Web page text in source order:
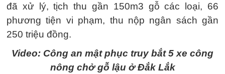
đã xử lý, tịch thu gần 150m3 gỗ các loại, 66
phương tiện vi phạm, thu nộp ngân sách gần
250 triệu đồng.
Video: Công an mật phục truy bắt 5 xe công
nông chở gỗ lậu ở Đắk Lắk